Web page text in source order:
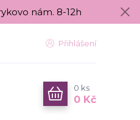
nám. 8-12h
Přihlášení
0 ks
0 Kč